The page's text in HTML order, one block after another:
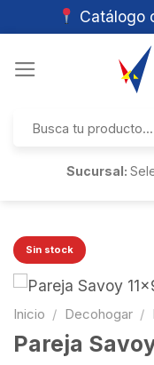
Catálogo
por:
Sucursal:
Sin stock
Inicio / Decohogar /
Pareja